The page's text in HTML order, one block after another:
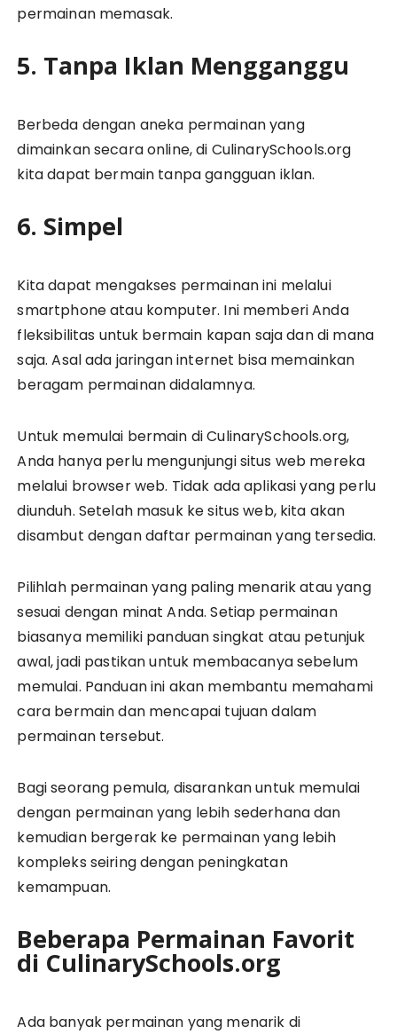
permainan memasak.
5. Tanpa Iklan Mengganggu
Berbeda dengan aneka permainan yang
dimainkan secara online, di CulinarySchools.org
kita dapat bermain tanpa gangguan iklan.
6. Simpel
Kita dapat mengakses permainan ini melalui
smartphone atau komputer. Ini memberi Anda
fleksibilitas untuk bermain kapan saja dan di mana
saja. Asal ada jaringan internet bisa memainkan
beragam permainan didalamnya.
Untuk memulai bermain di CulinarySchools.org,
Anda hanya perlu mengunjungi situs web mereka
melalui browser web. Tidak ada aplikasi yang perlu
diunduh. Setelah masuk ke situs web, kita akan
disambut dengan daftar permainan yang tersedia.
Pilihlah permainan yang paling menarik atau yang
sesuai dengan minat Anda. Setiap permainan
biasanya memiliki panduan singkat atau petunjuk
awal, jadi pastikan untuk membacanya sebelum
memulai. Panduan ini akan membantu memahami
cara bermain dan mencapai tujuan dalam
permainan tersebut.
Bagi seorang pemula, disarankan untuk memulai
dengan permainan yang lebih sederhana dan
kemudian bergerak ke permainan yang lebih
kompleks seiring dengan peningkatan
kemampuan.
Beberapa Permainan Favorit
di CulinarySchools.org
Ada banyak permainan yang menarik di